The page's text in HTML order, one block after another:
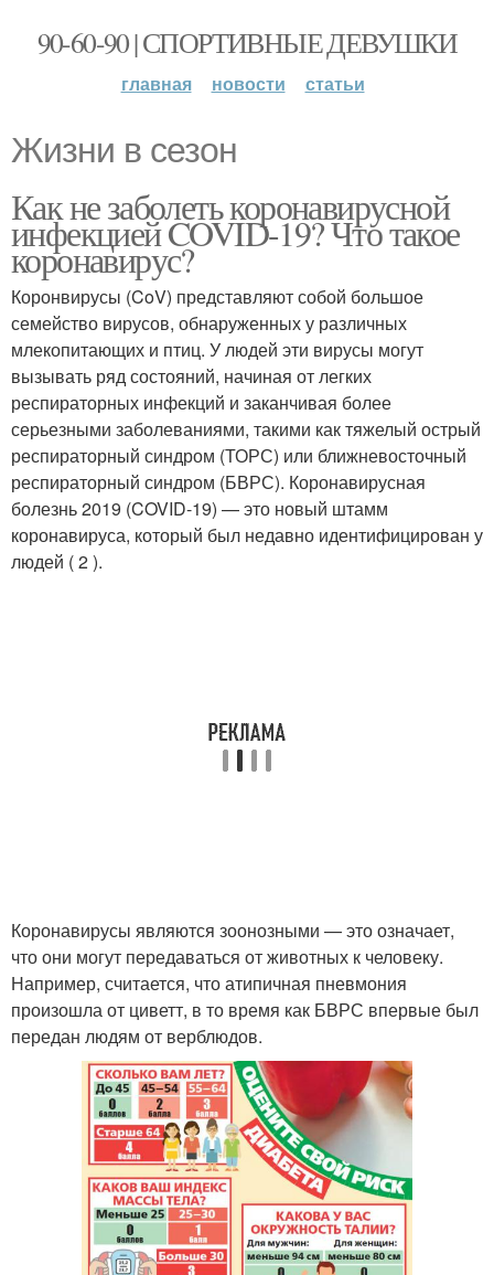
90-60-90 | СПОРТИВНЫЕ ДЕВУШКИ
главная новости статьи
Жизни в сезон
Как не заболеть коронавирусной
инфекцией COVID-19? Что такое
коронавирус?
Коронвирусы (CoV) представляют собой большое
семейство вирусов, обнаруженных у различных
млекопитающих и птиц. У людей эти вирусы могут
вызывать ряд состояний, начиная от легких
респираторных инфекций и заканчивая более
серьезными заболеваниями, такими как тяжелый острый
респираторный синдром (ТОРС) или ближневосточный
респираторный синдром (БВРС). Коронавирусная
болезнь 2019 (COVID-19) — это новый штамм
коронавируса, который был недавно идентифицирован у
людей ( 2 ).
Коронавирусы являются зоонозными — это означает,
что они могут передаваться от животных к человеку.
Например, считается, что атипичная пневмония
произошла от циветт, в то время как БВРС впервые был
передан людям от верблюдов.